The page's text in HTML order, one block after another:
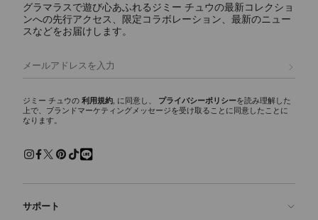
グラマラスで遊び心あふれるジミー チュウの最新コレクショ
ンへの先行アクセス、限定コラボレーション、最新のニュー
スなどをお届けします。
ジミー チュウの 利用規約, に同意し、 プライバシーポリシーを読み理解した
上で、ブランドマーケティングメッセージを受け取ることに同意したことに
なります。
サポート